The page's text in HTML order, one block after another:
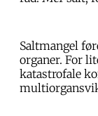
Saltmangel
organer. For
katastrofale